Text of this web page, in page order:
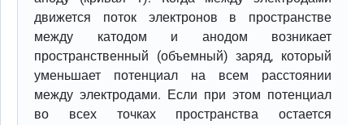
движется поток электронов в пространстве
между катодом и анодом возникает
пространственный (объемный) заряд, который
уменьшает потенциал на всем расстоянии
между электродами. Если при этом потенциал
во всех точках пространства остается